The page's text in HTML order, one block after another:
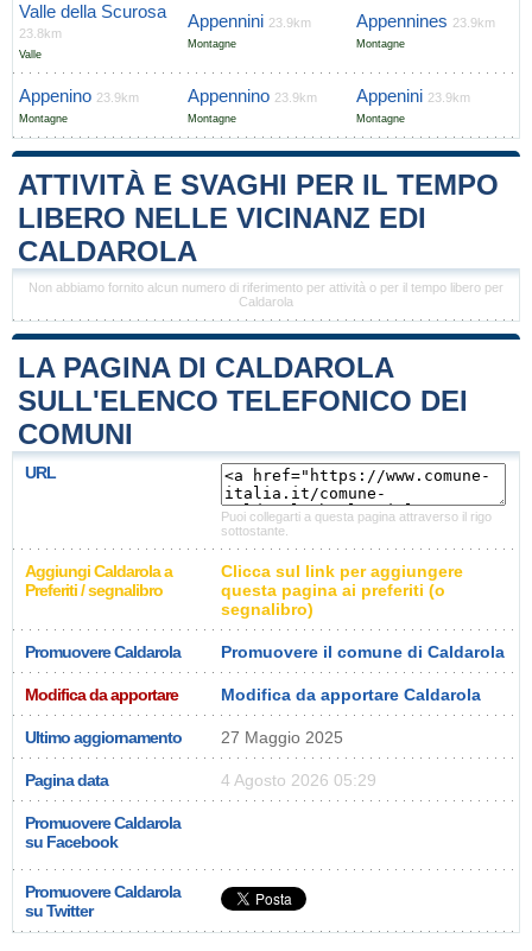
Valle della Scurosa
23.8km
Valle
Appennini 23.9km
Montagne
Appennines 23.9km
Montagne
Appenino 23.9km
Montagne
Appennino 23.9km
Montagne
Appenini 23.9km
Montagne
ATTIVITÀ E SVAGHI PER IL TEMPO
LIBERO NELLE VICINANZ EDI
CALDAROLA
Non abbiamo fornito alcun numero di riferimento per attività o per il tempo libero per
Caldarola
LA PAGINA DI CALDAROLA
SULL'ELENCO TELEFONICO DEI
COMUNI
URL
Puoi collegarti a questa pagina attraverso il rigo
sottostante.
Aggiungi Caldarola a
Preferiti / segnalibro
Clicca sul link per aggiungere
questa pagina ai preferiti (o
segnalibro)
Promuovere Caldarola Promuovere il comune di Caldarola
Modifica da apportare Modifica da apportare Caldarola
Ultimo aggiornamento 27 Maggio 2025
Pagina data 4 Agosto 2026 05:29
Promuovere Caldarola
su Facebook
Promuovere Caldarola
su Twitter